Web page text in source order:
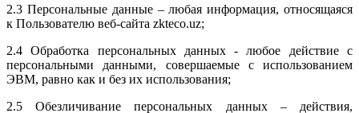
2.3 Персональные данные – любая информация, относящаяся
к Пользователю веб-сайта zkteco.uz;
2.4 Обработка персональных данных - любое действие с
персональными данными, совершаемые с использованием
ЭВМ, равно как и без их использования;
2.5 Обезличивание персональных данных – действия,